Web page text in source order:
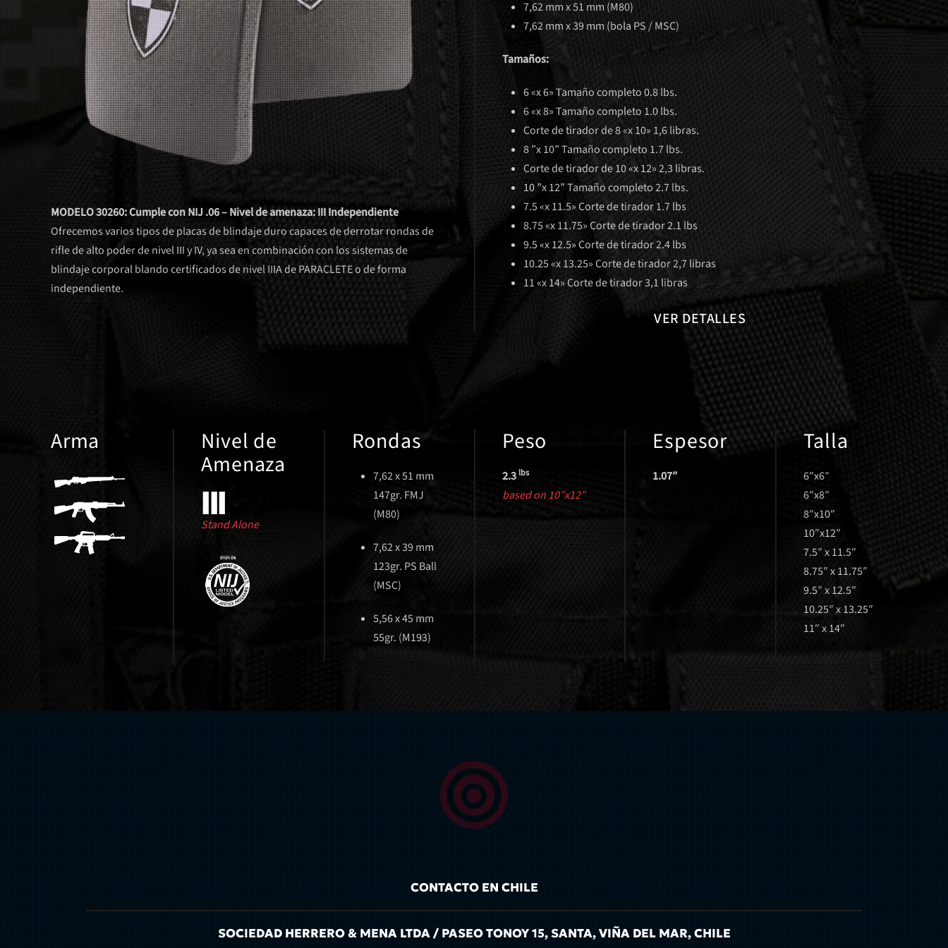
MODELO 30260: Cumple con NIJ .06 – Nivel de amenaza: III Independiente
Ofrecemos varios tipos de placas de blindaje duro capaces de derrotar rondas de
rifle de alto poder de nivel III y IV, ya sea en combinación con los sistemas de
blindaje corporal blando certificados de nivel IIIA de PARACLETE o de forma
independiente.
7,62 mm x 51 mm (M80)
7,62 mm x 39 mm (bola PS / MSC)
Tamaños:
6 «x 6» Tamaño completo 0.8 lbs.
6 «x 8» Tamaño completo 1.0 lbs.
Corte de tirador de 8 «x 10» 1,6 libras.
8 ”x 10” Tamaño completo 1.7 lbs.
Corte de tirador de 10 «x 12» 2,3 libras.
10 ”x 12” Tamaño completo 2.7 lbs.
7.5 «x 11.5» Corte de tirador 1.7 lbs
8.75 «x 11.75» Corte de tirador 2.1 lbs
9.5 «x 12.5» Corte de tirador 2.4 lbs
10.25 «x 13.25» Corte de tirador 2,7 libras
11 «x 14» Corte de tirador 3,1 libras
VER DETALLES
Arma Nivel de
Amenaza
Stand Alone
Rondas
7,62 x 51 mm
147gr. FMJ
(M80)
7,62 x 39 mm
123gr. PS Ball
(MSC)
5,56 x 45 mm
55gr. (M193)
Peso
2.3 lbs
based on 10″x12″
Espesor
1.07″
Talla
6″x6″
6″x8″
8″x10″
10″x12″
7.5″ x 11.5″
8.75″ x 11.75″
9.5″ x 12.5″
10.25″ x 13.25″
11″ x 14″
CONTACTO EN CHILE
SOCIEDAD HERRERO & MENA LTDA / PASEO TONOY 15, SANTA, VIÑA DEL MAR, CHILE